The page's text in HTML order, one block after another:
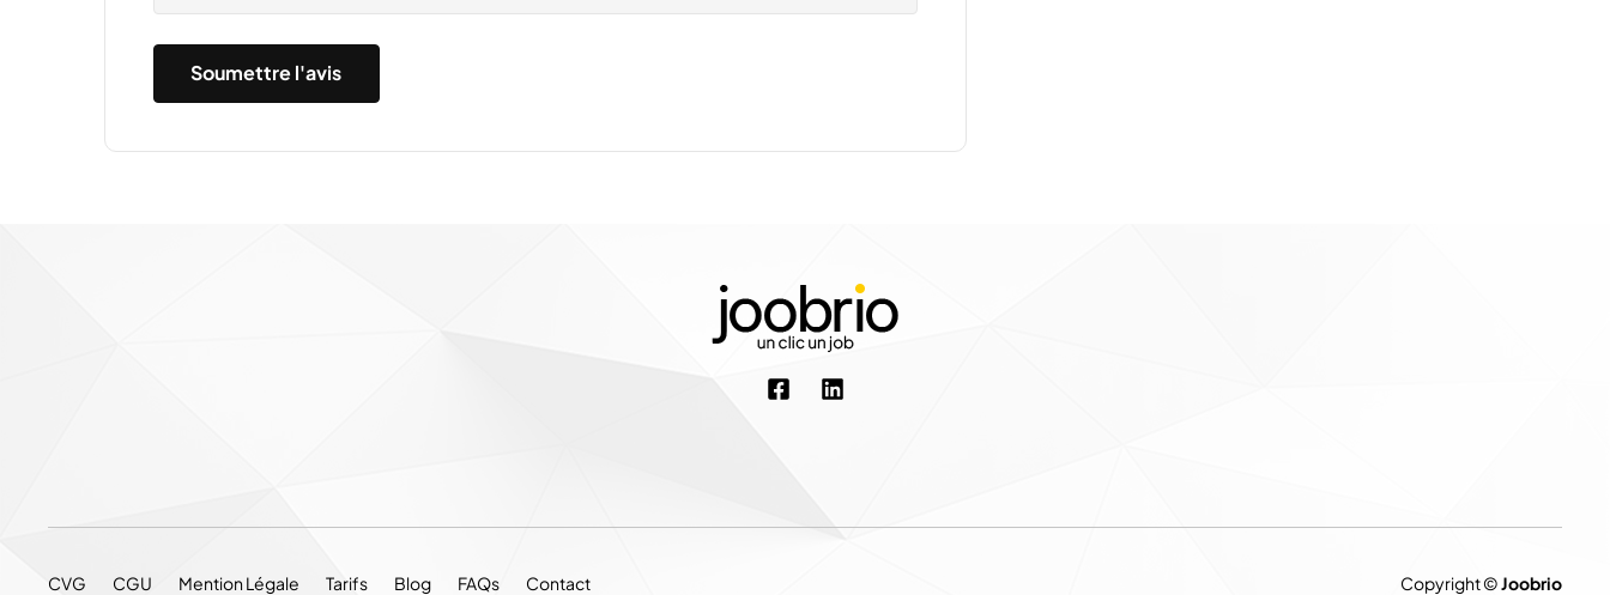
CVG CGU Mention Légale Tarifs Blog FAQs Contact Copyright ©Joobrio